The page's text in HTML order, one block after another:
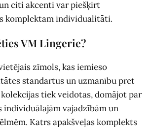
citi akcenti var piešķirt
komplektam individualitāti.
VM Lingerie?
zīmols, kas iemieso
standartus un uzmanību pret
tiek veidotas, domājot par
individuālajām vajadzībām un
Katrs apakšveļas komplekts